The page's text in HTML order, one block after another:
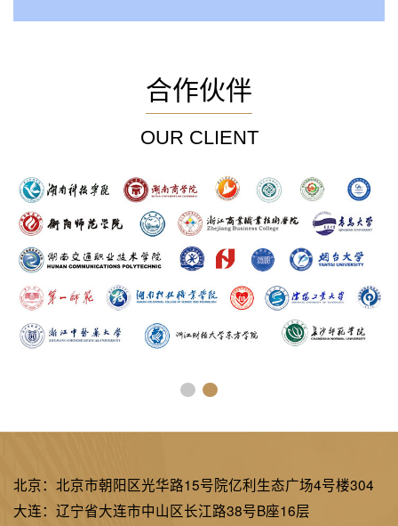
合作伙伴
OUR CLIENT
北京： 北京市朝阳区光华路15号院亿利生态广场4号楼304
大连： 辽宁省大连市中山区长江路38号B座16层